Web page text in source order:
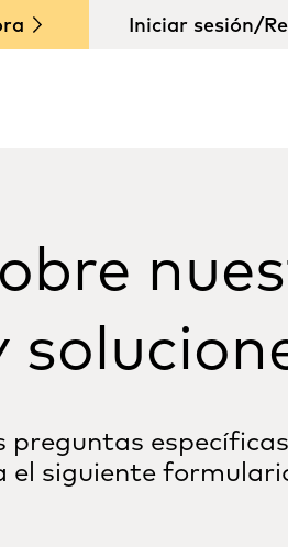
Iniciar sesión/
el siguiente